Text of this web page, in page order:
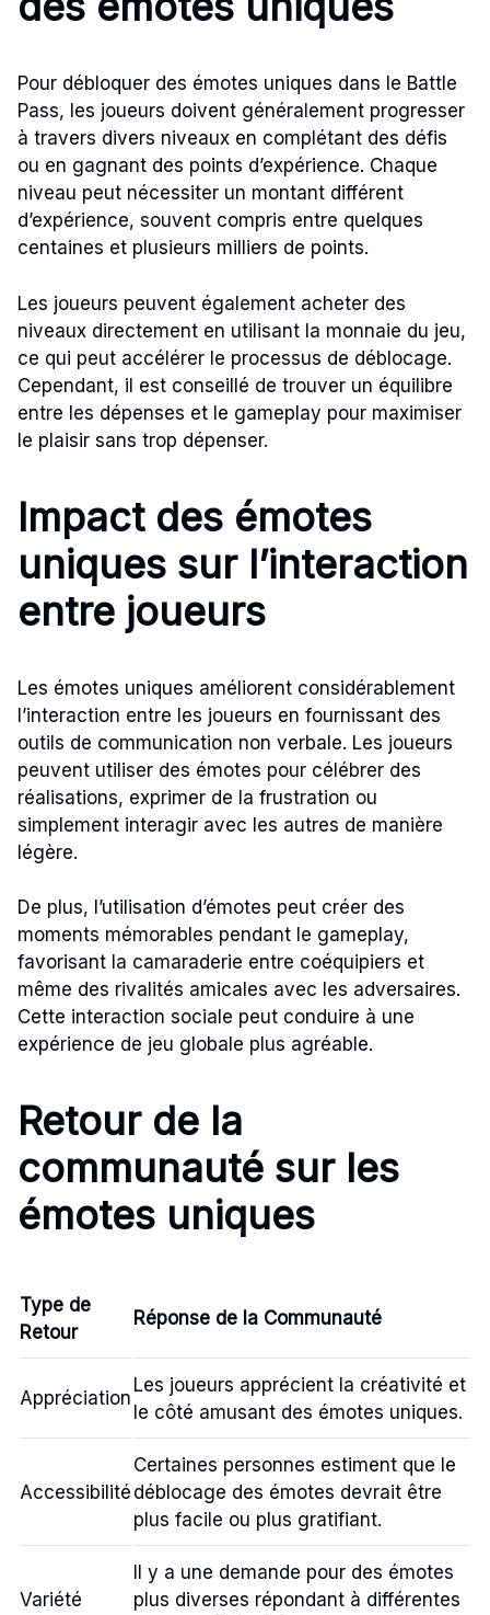
Pour débloquer des émotes uniques dans le Battle
Pass, les joueurs doivent généralement progresser
à travers divers niveaux en complétant des défis
ou en gagnant des points d’expérience. Chaque
niveau peut nécessiter un montant différent
d’expérience, souvent compris entre quelques
centaines et plusieurs milliers de points.
Les joueurs peuvent également acheter des
niveaux directement en utilisant la monnaie du jeu,
ce qui peut accélérer le processus de déblocage.
Cependant, il est conseillé de trouver un équilibre
entre les dépenses et le gameplay pour maximiser
le plaisir sans trop dépenser.
Impact des émotes
uniques sur l’interaction
entre joueurs
Les émotes uniques améliorent considérablement
l’interaction entre les joueurs en fournissant des
outils de communication non verbale. Les joueurs
peuvent utiliser des émotes pour célébrer des
réalisations, exprimer de la frustration ou
simplement interagir avec les autres de manière
légère.
De plus, l’utilisation d’émotes peut créer des
moments mémorables pendant le gameplay,
favorisant la camaraderie entre coéquipiers et
même des rivalités amicales avec les adversaires.
Cette interaction sociale peut conduire à une
expérience de jeu globale plus agréable.
Retour de la
communauté sur les
émotes uniques
Type de
Retour
Réponse de la Communauté
Appréciation
Les joueurs apprécient la créativité et
le côté amusant des émotes uniques.
Accessibilité
Certaines personnes estiment que le
déblocage des émotes devrait être
plus facile ou plus gratifiant.
Variété
Il y a une demande pour des émotes
plus diverses répondant à différentes